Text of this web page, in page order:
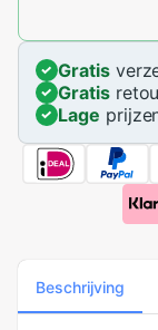
Gratis
Gratis
Lage
Beschrijving